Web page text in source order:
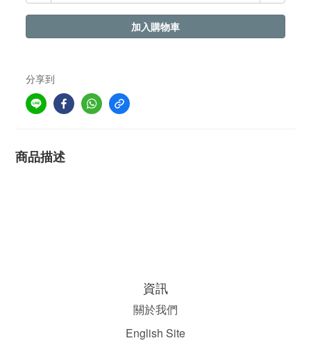
加入購物車
分享到
商品描述
資訊
關於我們
English Site